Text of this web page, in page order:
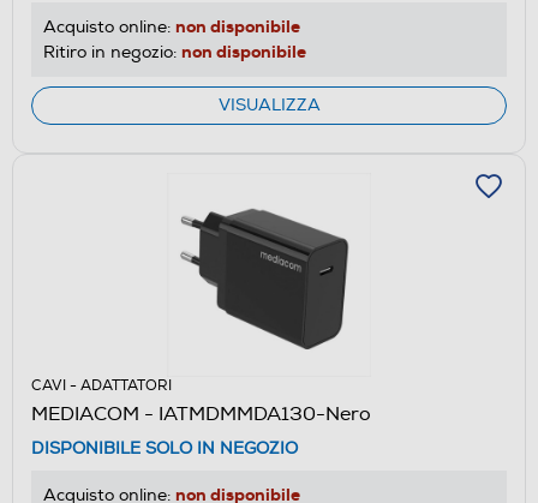
Acquisto online: non disponibile
Ritiro in negozio: non disponibile
VISUALIZZA
CAVI - ADATTATORI
MEDIACOM - IATMDMMDA130-Nero
DISPONIBILE SOLO IN NEGOZIO
Acquisto online: non disponibile